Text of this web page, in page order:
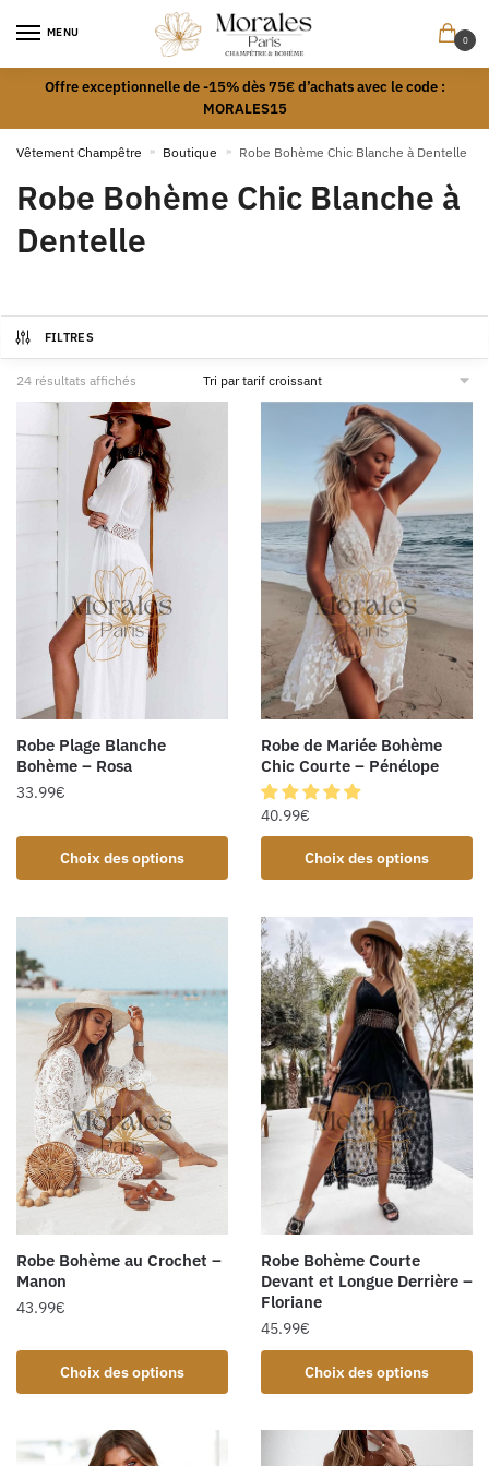
MENU
0
Offre exceptionnelle de -15% dès 75€ d’achats avec le code :
MORALES15
Vêtement Champêtre » Boutique » Robe Bohème Chic Blanche à Dentelle
Robe Bohème Chic Blanche à
Dentelle
FILTRES
24 résultats affichés
Robe Plage Blanche
Bohème – Rosa
33.99€
Choix des options
Robe de Mariée Bohème
Chic Courte – Pénélope
40.99€
Choix des options
Robe Bohème au Crochet –
Manon
43.99€
Choix des options
Robe Bohème Courte
Devant et Longue Derrière –
Floriane
45.99€
Choix des options